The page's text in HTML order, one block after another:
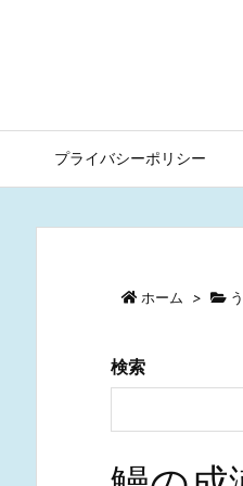
プライバシーポリシー
ホーム >
検索